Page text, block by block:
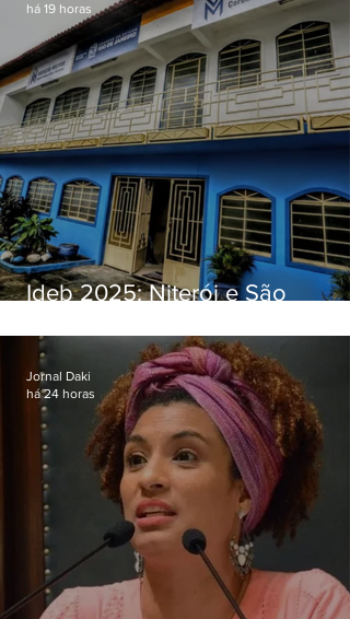
Ideb 2025: Niterói e São
distintos no ensino médio; veja
há 19 horas
Jornal Daki
há 24 horas